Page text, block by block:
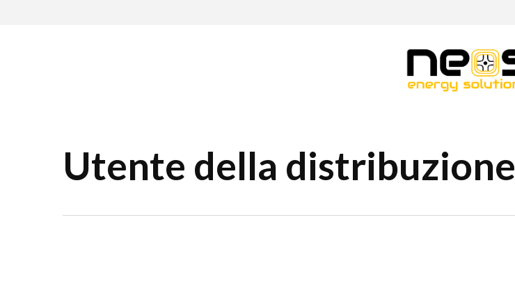
Utente della distribuzione